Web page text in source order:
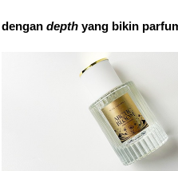
dengan depth yang bikin